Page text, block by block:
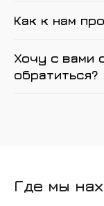
Как к нам
Хочу с вами
обратиться?
Где мы